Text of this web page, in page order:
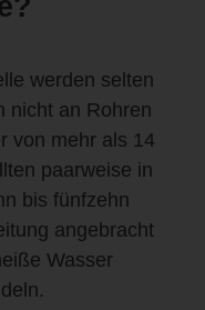
werden selten
nicht an Rohren
von mehr als 14
paarweise in
bis fünfzehn
angebracht
Wasser